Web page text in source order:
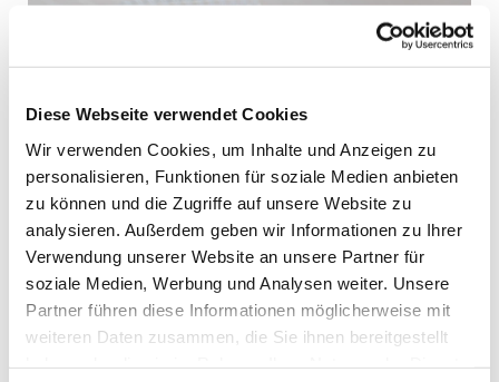
Diese Webseite verwendet Cookies
Wir verwenden Cookies, um Inhalte und Anzeigen zu
personalisieren, Funktionen für soziale Medien anbieten
zu können und die Zugriffe auf unsere Website zu
analysieren. Außerdem geben wir Informationen zu Ihrer
Verwendung unserer Website an unsere Partner für
soziale Medien, Werbung und Analysen weiter. Unsere
Partner führen diese Informationen möglicherweise mit
weiteren Daten zusammen, die Sie ihnen bereitgestellt
Freitag, 16. April 2027, 10:30 Uhr
St. Joseph, Roonstr. 74, 44628
Herne